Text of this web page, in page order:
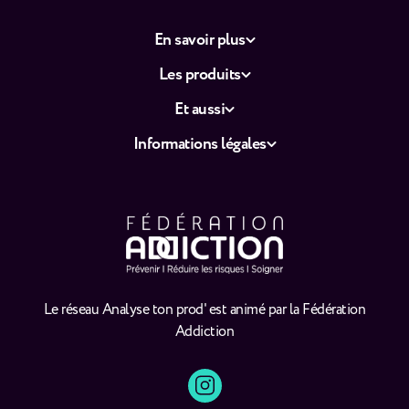
Le réseau Analyse ton prod' est animé par la Fédération
Addiction
En savoir plus
Les produits
Et aussi
Informations légales